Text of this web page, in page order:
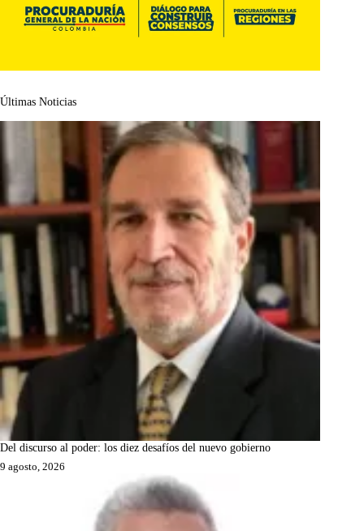
Últimas Noticias
Del discurso al poder: los diez desafíos del nuevo gobierno
9 agosto, 2026